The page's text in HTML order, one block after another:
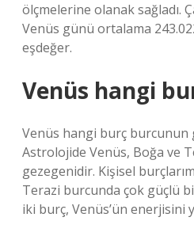
ölçmelerine olanak sağladı.
Venüs günü ortalama
eşdeğer.
Venüs hangi
Venüs hangi burç burcunun
Astrolojide Venüs, Boğa ve
gezegenidir. Kişisel
Terazi burcunda çok güçlü
iki burç, Venüs’ün enerjisini